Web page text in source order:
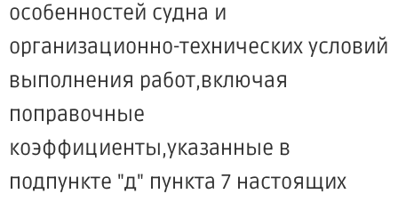
особенностей судна и
организационно-технических условий
выполнения работ,включая
поправочные
коэффициенты,указанные в
подпункте "д" пункта 7 настоящих